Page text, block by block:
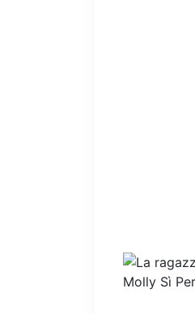
Molly Sì